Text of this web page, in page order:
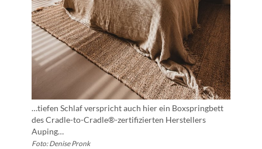
…tiefen Schlaf verspricht auch hier ein Boxspringbett
des Cradle-to-Cradle®-zertifizierten Herstellers
Auping…
Foto: Denise Pronk